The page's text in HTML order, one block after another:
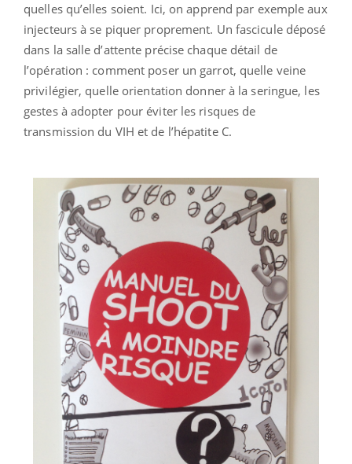
quelles qu’elles soient. Ici, on apprend par exemple aux
injecteurs à se piquer proprement. Un fascicule déposé
dans la salle d’attente précise chaque détail de
l’opération : comment poser un garrot, quelle veine
privilégier, quelle orientation donner à la seringue, les
gestes à adopter pour éviter les risques de
transmission du VIH et de l’hépatite C.